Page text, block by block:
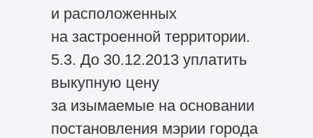
и расположенных
на застроенной территории.
5.3. До 30.12.2013 уплатить
выкупную цену
за изымаемые на основании
постановления мэрии города